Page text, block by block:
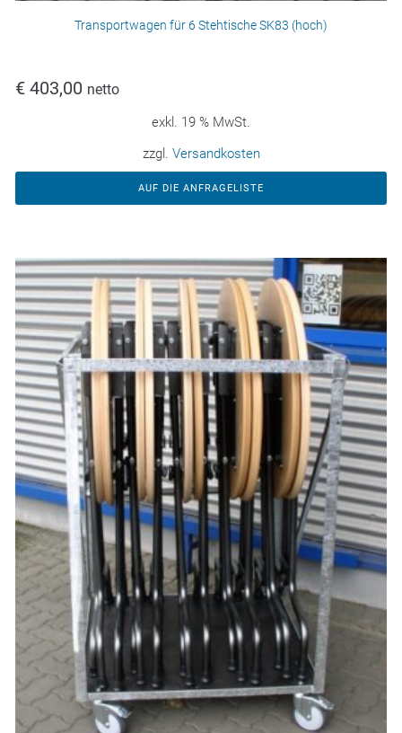
Transportwagen für 6 Stehtische SK83 (hoch)
€ 403,00 netto
exkl. 19 % MwSt.
zzgl. Versandkosten
AUF DIE ANFRAGELISTE